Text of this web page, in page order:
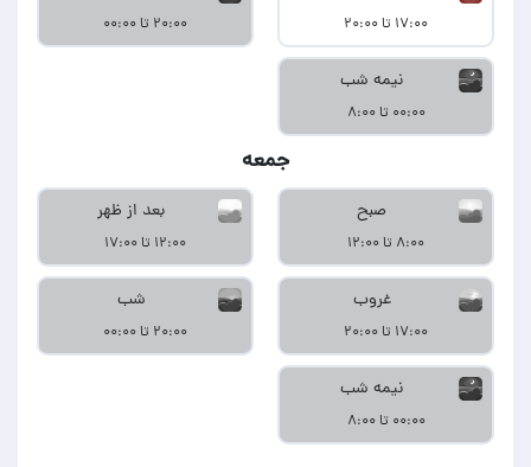
۱۷:۰۰ تا ۲۰:۰۰ ۲۰:۰۰ تا ۰۰:۰۰
نیمه شب
۰۰:۰۰ تا ۸:۰۰
جمعه
صبح
۸:۰۰ تا ۱۲:۰۰
بعد از ظهر
۱۲:۰۰ تا ۱۷:۰۰
غروب
۱۷:۰۰ تا ۲۰:۰۰
شب
۲۰:۰۰ تا ۰۰:۰۰
نیمه شب
۰۰:۰۰ تا ۸:۰۰